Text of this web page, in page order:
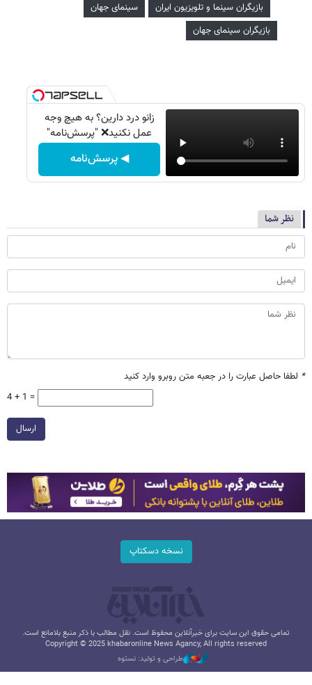
بازیگران سینما و تلویزیون ایران
سینمای جهان
بازیگران سینمای جهان
زانو درد دارین؟ به هیچ وجه
عمل نکنید❌ "پرسش‌نامه"
◀ پرسش‌نامه
نظر شما
* لطفا حاصل عبارت را در جعبه متن روبرو وارد کنید
4 + 1 =
ارسال
نسخه دسکتاپ
تمامی حقوق این سایت برای خبرآنلاین محفوظ است. نقل مطالب با ذکر منبع بلامانع است.
Copyright © 2025 khabaronline News Agancy, All rights reserved
طراحی و تولید: نستوه